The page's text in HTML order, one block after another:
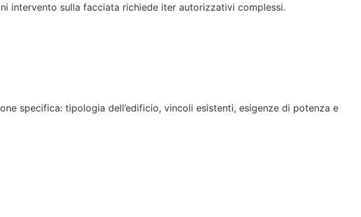
intervento sulla facciata richiede iter autorizzativi complessi.
specifica: tipologia dell’edificio, vincoli esistenti, esigenze di potenza e